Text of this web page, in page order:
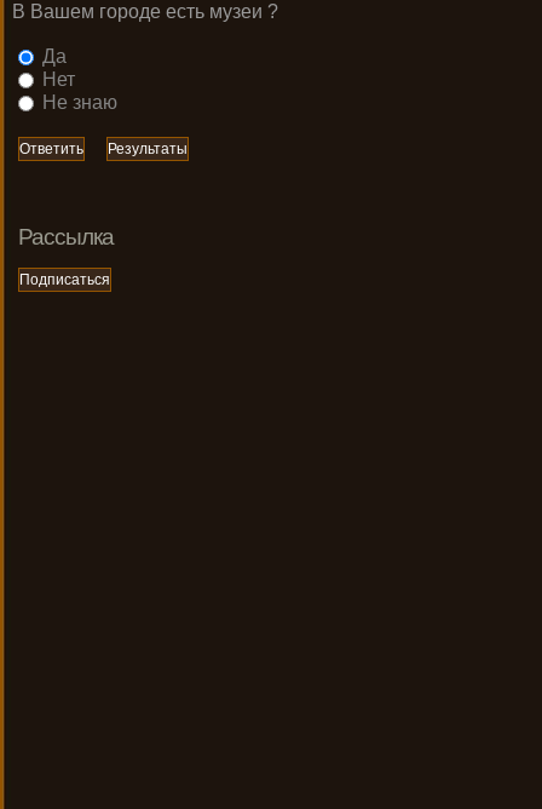
В Вашем городе есть музеи ?
Да
Нет
Не знаю
Рассылка